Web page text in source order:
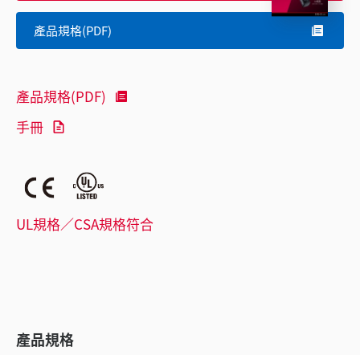
產品規格(PDF)
產品規格(PDF)
手冊
UL規格／CSA規格符合
產品規格